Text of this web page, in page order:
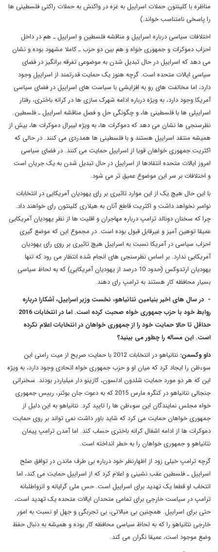
مناظره با کلینتون حملات اسراییل به غزه در واکنش به حملات راکتی فلسطینی ها
را پاسخی نامتناسب خواند.)
اختلافات سیاسی درباره اسراییل و مناقشه فلسطین و اسراییل ـ هم در داخل
احزاب دموکرات و جمهوری خواه و هم بین دو حزب ـ کاملا مشهود بوده و نشان
می دهد که اسراییل در حال تبدیل شدن به موضوعی تفرقه برانگیز در فضای
سیاسی ایالات متحده است. گرچه هنوز یک حمایت قدرتمند از اسراییل وجود
دارد، اما مخالفت های رو به افزایشی با سیاست های اسراییل در فضای سیاسی
آمریکا وجود دارد، به ویژه درباره ادامه شهرک سازی ها در کرانه باختری، رفتار
اسراییلی ها با فلسطینی ها، و چگونگی حل و فصل مناقشه اسراییل ـ فلسطین.
نظرسنجی ها نشان می دهد که دموکرات ها، به ویژه لیبرال دموکرات ها، بیش از
همیشه منتقد اسراییل هستند و با فلسطینی ها همدردی می کنند. در حالی که
اکثریت جمهوری خواهان قویا از اسراییل حمایت می کنند. در فضای سیاسی
امروز ایالات متحده انتقادها از اسراییل در حال تبدیل شدن به یک جریان است
و اختلافات بر سر این موضوع عمیق تر می شود.
با این حال هیچ یک از این موارد تاثیری بر رای یهودیان آمریکایی در انتخابات
نوامبر نخواهد داشت و اکثریت قاطع آنان به هیلاری کلینتون رای خواهند داد.
چرا که سخنان دونالد ترامپ درباره مهاجران و اقلیت ها از نظر یهودیان آمریکایی
عمیقا توهین آمیز و غیرقابل قبول بوده است. در مجموع این که موضع گیری
احزاب سیاسی در آمریکا نسبت به اسراییل هیچ تاثیری بر روی رای یهودیان
آمریکایی ندارد. بر اساس نظرسنجی های انجام شده انتظار می رود که تنها
یهودیان ارتدوکس (حدود 10 درصد از یهودیان آمریکایی) که به لحاظ سیاسی
بسیار محافظه کار هستند به ترامپ رای دهند.
- در سال های اخیر بنیامین نتانیاهو، نخست وزیر اسراییل، آشکارا درباره
روابط خود با حزب جمهوری خواه صحبت کرده است. اما در انتخابات 2016
حداقل تا حالا حمایت خود را از جمهوری خواهان در انتخابات اعلام نکرده
است. این مساله را چطور می بینید؟
داو وکسمن:
نتانیاهو در انتخابات 2012 با حمایت صریح از میت رامنی این
سوءظن را ایجاد کرد که میان او و حزب جمهوری خواه اتحادی وجود دارد، به ویژه
این که هر دو مورد حمایت شلدون ادلسون، کازینو دار میلیاردر بودند. سخنرانی
جنجالی نتانیاهو در کنگره مارس 2015 که به دعوت جان بوئنر، رییس جمهوری
خواه مجلس نمایندگان این سوءظن ها را تایید کرد. نتانیاهو به این دلیل از
جمهوری خواهان حمایت می کرد که شاید باور داشت نمی تواند بر روی حمایت
دموکرات ها از ادامه اشغال کرانه باختری حساب کند. اما آمدن ترامپ پیمان
نتانیاهو و جمهوری خواهان را به خطر انداخته است.
گرچه ترامپ خیلی زود از اظهارنظر خود درباره بی طرف ماندن در توافق صلح
اسراییل ـ فلسطین عقب نشینی و اعلام کرد که از اسراییل حمایت می کند، اما
انتخاب او قطعا یک تهدید برای اسراییل است. حس ملی گرایانه و انزواطلبانه
ترامپ در سیاست خارجی برای تمامی متحدان ایالات متحده یک تهدید است،
حتی برای اسراییل. همچنین بی مبالاتی، بی تجربگی و جهل او نسبت به امور
خارجی نتانیاهو را که به لحاظ سیاسی محافظه کار بوده و همیشه به دنبال حفظ
وضع موجود است، عمیقا نگران می کند.